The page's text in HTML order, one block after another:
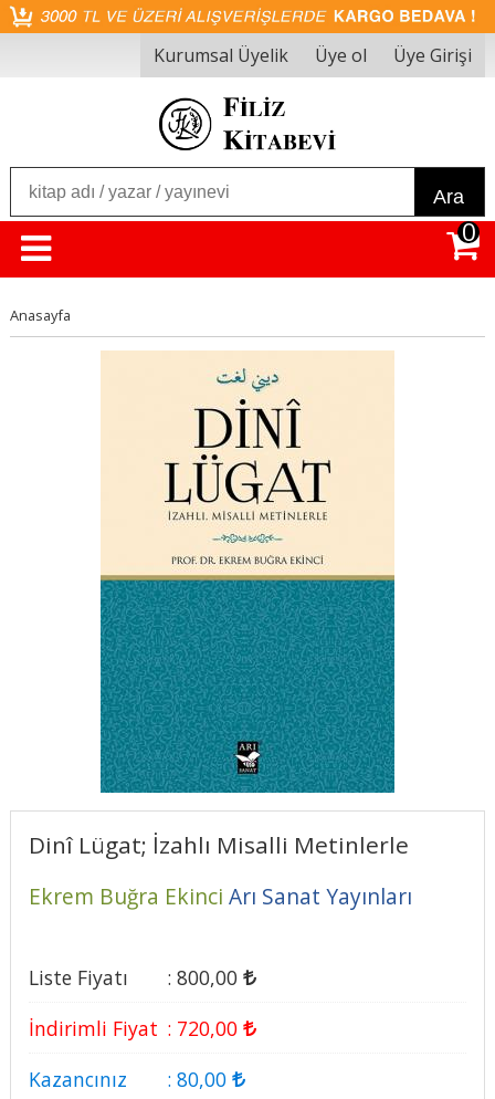
Kurumsal Üyelik Üye ol Üye Girişi
Ara
0
Anasayfa
Dinî Lügat; İzahlı Misalli Metinlerle
Ekrem Buğra Ekinci Arı Sanat Yayınları
Liste Fiyatı : 800,00
İndirimli Fiyat : 720,00
Kazancınız
: 80,00